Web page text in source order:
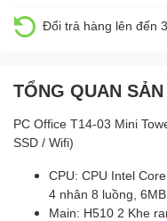
Đổi trả hàng lên đến
TỔNG QUAN
PC Office T14-03 Mini
SSD / Wifi)
CPU: CPU Intel
4 nhân 8 luồng,
Main: H510 2 Khe